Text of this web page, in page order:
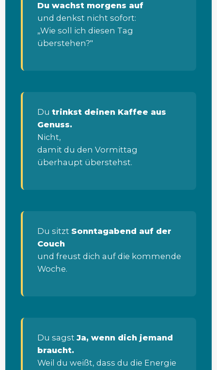
Du wachst morgens auf
und denkst nicht sofort:
„Wie soll ich diesen Tag
überstehen?"
Du trinkst deinen Kaffee aus
Genuss.
Nicht,
damit du den Vormittag
überhaupt überstehst.
Du sitzt Sonntagabend auf der
Couch
und freust dich auf die kommende
Woche.
Du sagst Ja, wenn dich jemand
braucht.
Weil du weißt, dass du die Energie